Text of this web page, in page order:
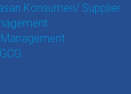
Konsumen/ Supplier